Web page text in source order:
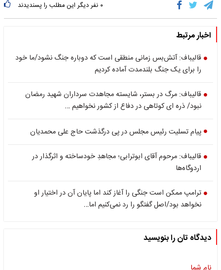
۰ نفر دیگر این مطلب را پسندیدند
اخبار مرتبط
قالیباف: آتش‌بس زمانی منطقی است که دوباره جنگ نشود/ما خود
را برای یک جنگ بلندمدت آماده کردیم
قالیباف: مرگ در بستر، شایسته مجاهدت سرداران شهید رمضان
نبود/ ذره ای کوتاهی در دفاع از کشور نخواهیم …
پیام تسلیت رئیس مجلس در پی درگذشت حاج علی محمدیان
قالیباف: مرحوم آقای ابوترابی؛ مجاهدِ خودساخته و اثرگذار در
اردوگاه‌ها
ترامپ ممکن است جنگی را آغاز کند اما پایان آن در اختیار او
نخواهد بود/اصل گفتگو را رد نمی‌کنیم اما…
دیدگاه تان را بنویسید